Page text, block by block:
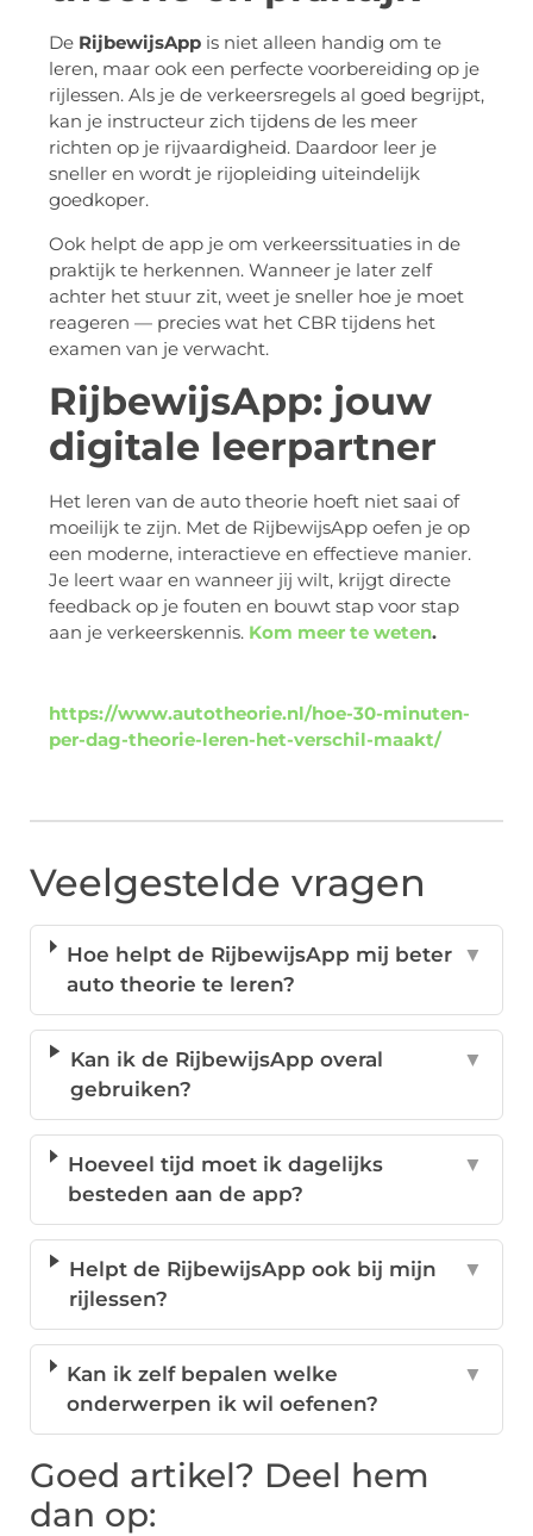
De RijbewijsApp is niet alleen handig om te
leren, maar ook een perfecte voorbereiding op je
rijlessen. Als je de verkeersregels al goed begrijpt,
kan je instructeur zich tijdens de les meer
richten op je rijvaardigheid. Daardoor leer je
sneller en wordt je rijopleiding uiteindelijk
goedkoper.
Ook helpt de app je om verkeerssituaties in de
praktijk te herkennen. Wanneer je later zelf
achter het stuur zit, weet je sneller hoe je moet
reageren — precies wat het CBR tijdens het
examen van je verwacht.
RijbewijsApp: jouw
digitale leerpartner
Het leren van de auto theorie hoeft niet saai of
moeilijk te zijn. Met de RijbewijsApp oefen je op
een moderne, interactieve en effectieve manier.
Je leert waar en wanneer jij wilt, krijgt directe
feedback op je fouten en bouwt stap voor stap
aan je verkeerskennis. Kom meer te weten.
https://www.autotheorie.nl/hoe-30-minuten-
per-dag-theorie-leren-het-verschil-maakt/
Veelgestelde vragen
Hoe helpt de RijbewijsApp mij beter
auto theorie te leren?
▼
Kan ik de RijbewijsApp overal
gebruiken?
▼
Hoeveel tijd moet ik dagelijks
besteden aan de app?
▼
Helpt de RijbewijsApp ook bij mijn
rijlessen?
▼
Kan ik zelf bepalen welke
onderwerpen ik wil oefenen?
▼
Goed artikel? Deel hem
dan op: